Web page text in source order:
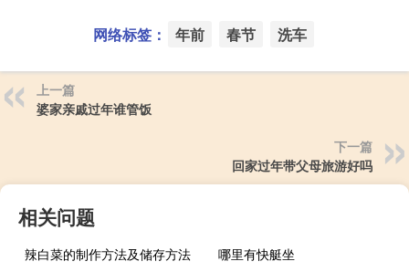
网络标签： 年前 春节 洗车
上一篇
婆家亲戚过年谁管饭
下一篇
回家过年带父母旅游好吗
相关问题
辣白菜的制作方法及储存方法
哪里有快艇坐